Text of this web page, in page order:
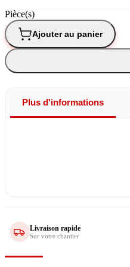
Pièce(s)
Ajouter au panier
Plus d'informations
Livraison rapide
Sur votre chantier